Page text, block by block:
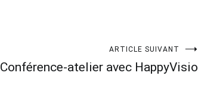
ARTICLE SUIVANT
Conférence-atelier avec HappyVisio